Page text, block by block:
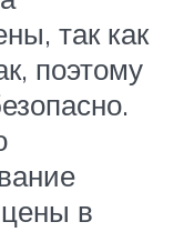
так как
поэтому
в